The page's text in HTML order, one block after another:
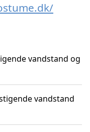
vandstand og
vandstand